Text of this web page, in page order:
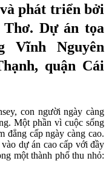
phát triển bởi
Dự án tọa
Vĩnh Nguyên
quận Cái
con người ngày càng
Một phần vì cuộc sống
đẳng cấp ngày càng cao.
dự án cao cấp với đầy
một thành phố thu nhỏ: